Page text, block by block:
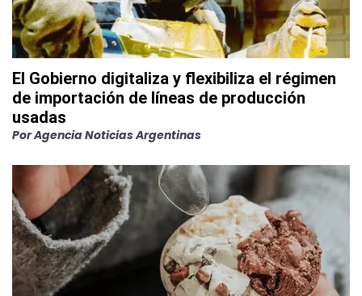
El Gobierno digitaliza y flexibiliza el régimen
de importación de líneas de producción
usadas
PorAgencia Noticias Argentinas